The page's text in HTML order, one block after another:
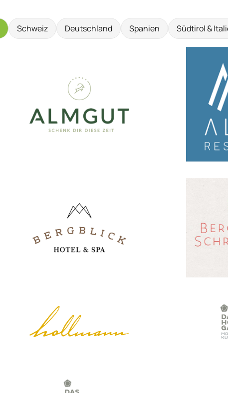
Schweiz Deutschland Spanien Südtirol &